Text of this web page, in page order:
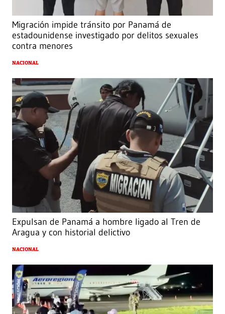
Migración impide tránsito por Panamá de
estadounidense investigado por delitos sexuales
contra menores
NACIONAL
Expulsan de Panamá a hombre ligado al Tren de
Aragua y con historial delictivo
NACIONAL